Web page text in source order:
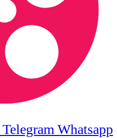
TelegramWhatsapp